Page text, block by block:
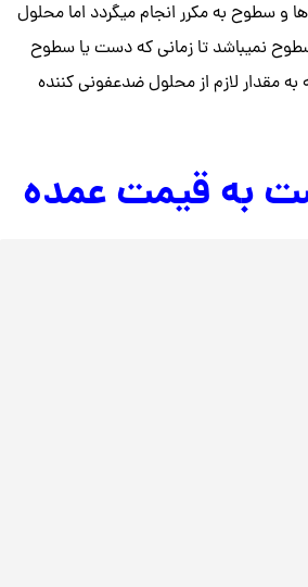
و سطوح به مکرر انجام میگردد اما محلول
نمیباشد تا زمانی که دست یا سطوح
مقدار لازم از محلول ضدعفونی کننده
به قیمت عمده